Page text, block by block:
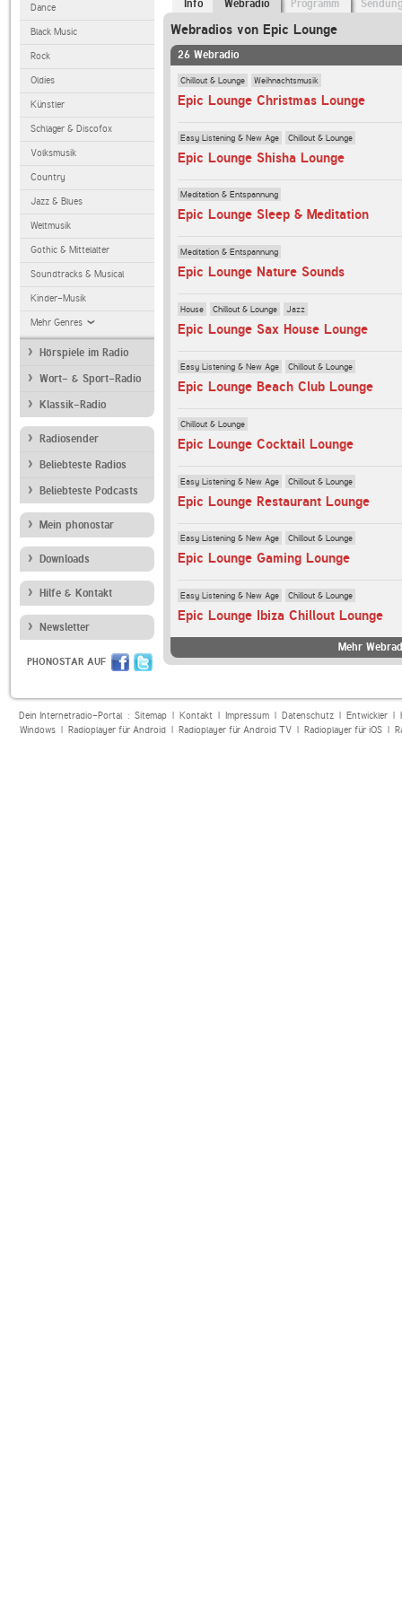
Dance
Black Music
Rock
Oldies
Künstler
Schlager & Discofox
Volksmusik
Country
Jazz & Blues
Weltmusik
Gothic & Mittelalter
Soundtracks & Musical
Kinder-Musik
Mehr Genres
Hörspiele im Radio
Wort- & Sport-Radio
Klassik-Radio
Radiosender
Beliebteste Radios
Beliebteste Podcasts
Mein phonostar
Downloads
Hilfe & Kontakt
Newsletter
PHONOSTAR AUF
Info Webradio Programm
Webradios von Epic Lounge
26 Webradio
Chillout & Lounge Weihnachtsmusik
Epic Lounge Christmas Lounge
Easy Listening & New Age Chillout & Lounge
Epic Lounge Shisha Lounge
Meditation & Entspannung
Epic Lounge Sleep & Meditation
Meditation & Entspannung
Epic Lounge Nature Sounds
House Chillout & Lounge Jazz
Epic Lounge Sax House Lounge
Easy Listening & New Age Chillout & Lounge
Epic Lounge Beach Club Lounge
Chillout & Lounge
Epic Lounge Cocktail Lounge
Easy Listening & New Age Chillout & Lounge
Epic Lounge Restaurant Lounge
Easy Listening & New Age Chillout & Lounge
Epic Lounge Gaming Lounge
Easy Listening & New Age Chillout & Lounge
Epic Lounge Ibiza Chillout Lounge
Mehr
Dein Internetradio-Portal : Sitemap| Kontakt| Impressum| Datenschutz| Entwickler|
Windows| Radioplayer für Android| Radioplayer für Android TV| Radioplayer für iOS|